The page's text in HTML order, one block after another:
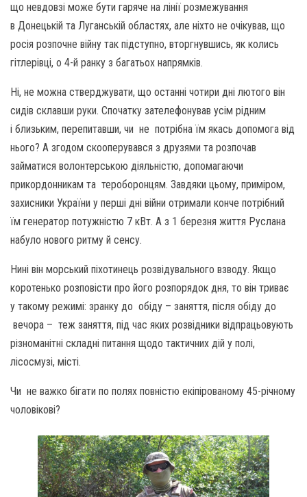
що невдовзі може бути гаряче на лінії розмежування
в Донецькій та Луганській областях, але ніхто не очікував, що
росія розпочне війну так підступно, вторгнувшись, як колись
гітлерівці, о 4-й ранку з багатьох напрямків.
Ні, не можна стверджувати, що останні чотири дні лютого він
сидів склавши руки. Спочатку зателефонував усім рідним
і близьким, перепитавши, чи не потрібна їм якась допомога від
нього? А згодом скооперувався з друзями та розпочав
займатися волонтерською діяльністю, допомагаючи
прикордонникам та тероборонцям. Завдяки цьому, приміром,
захисники України у перші дні війни отримали конче потрібний
їм генератор потужністю 7 кВт. А з 1 березня життя Руслана
набуло нового ритму й сенсу.
Нині він морський піхотинець розвідувального взводу. Якщо
коротенько розповісти про його розпорядок дня, то він триває
у такому режимі: зранку до обіду – заняття, після обіду до
вечора – теж заняття, під час яких розвідники відпрацьовують
різноманітні складні питання щодо тактичних дій у полі,
лісосмузі, місті.
Чи не важко бігати по полях повністю екіпірованому 45-річному
чоловікові?